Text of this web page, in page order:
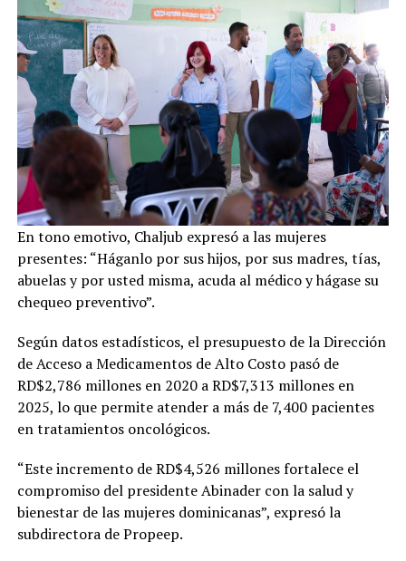
En tono emotivo, Chaljub expresó a las mujeres
presentes: “Háganlo por sus hijos, por sus madres, tías,
abuelas y por usted misma, acuda al médico y hágase su
chequeo preventivo”.
Según datos estadísticos, el presupuesto de la Dirección
de Acceso a Medicamentos de Alto Costo pasó de
RD$2,786 millones en 2020 a RD$7,313 millones en
2025, lo que permite atender a más de 7,400 pacientes
en tratamientos oncológicos.
“Este incremento de RD$4,526 millones fortalece el
compromiso del presidente Abinader con la salud y
bienestar de las mujeres dominicanas”, expresó la
subdirectora de Propeep.